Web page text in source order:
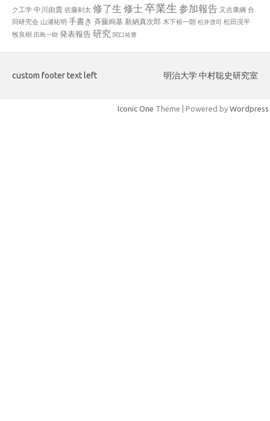
ク工学 中川由貴 佐藤剣太 修了生 修士卒業生 参加報告 又吉康綱 合
同研究会 山浦祐明 手書き 斉藤絢基 新納真次郎 木下裕一朗 松井啓司 松田滉平
牧良樹 田島一樹 発表報告 研究 関口祐豊
custom footer text left 明治大学 中村聡史研究室
Iconic One Theme | Powered by Wordpress